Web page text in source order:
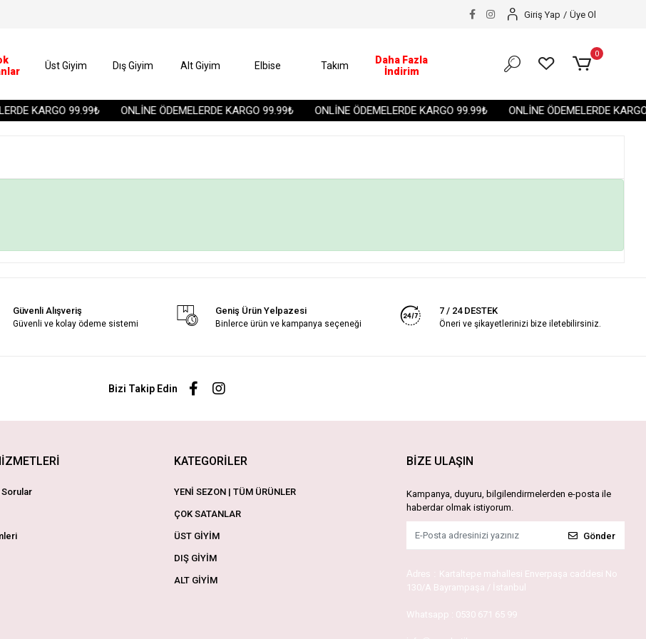
KARGO 99.99₺ ONLİNE ÖDEMELERDE KARGO 99.99₺ ONLİNE ÖDEMELERDE KARGO 99.99₺ ONLİNE ÖDEMELERDE
Giriş Yap / Üye Ol
Üst Giyim Dış Giyim Alt Giyim Elbise Takım
Daha Fazla
İndirim
0
Güvenli Alışveriş
Güvenli ve kolay ödeme sistemi
Geniş Ürün Yelpazesi
Binlerce ürün ve kampanya seçeneği
7 / 24 DESTEK
Öneri ve şikayetlerinizi bize iletebilirsiniz.
Bizi Takip Edin
Sorular
KATEGORİLER
YENİ SEZON | TÜM ÜRÜNLER
ÇOK SATANLAR
ÜST GİYİM
DIŞ GİYİM
ALT GİYİM
BİZE ULAŞIN
Kampanya, duyuru, bilgilendirmelerden e-posta ile
haberdar olmak istiyorum.
Gönder
Adres : Kartaltepe mahallesi Enverpaşa caddesi No
130/A Bayrampaşa / İstanbul
Whatsapp : 0530 671 65 99